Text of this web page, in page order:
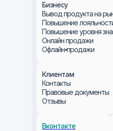
Бизнесу
Вывод продукта на
Повышение
Повышение уровня
Онлайн продажи
Офлайн⦁продажи
Клиентам
Контакты
Правовые документы
Отзывы
Вконтакте